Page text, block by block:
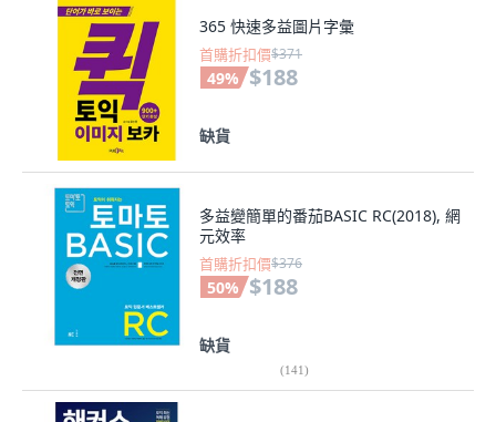
365 快速多益圖片字彙
首購折扣價$371
49% $188
缺貨
多益變簡單的番茄BASIC RC(2018), 網
元效率
首購折扣價$376
50% $188
缺貨
(141)